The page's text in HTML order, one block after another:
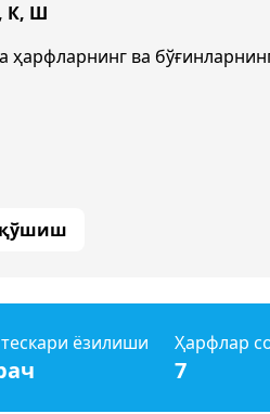
К, Ш
ҳарфларнинг ва
қўшиш
ёзилиши Ҳарфлар
7